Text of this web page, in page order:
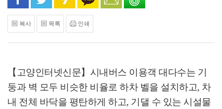
복사 목록 인쇄
【고양인터넷신문】 시내버스 이용객 대다수는 기
둥과 벽 모두 비슷한 비율로 하차 벨을 설치하고, 차
내 전체 바닥을 평탄하게 하고, 기댈 수 있는 시설물